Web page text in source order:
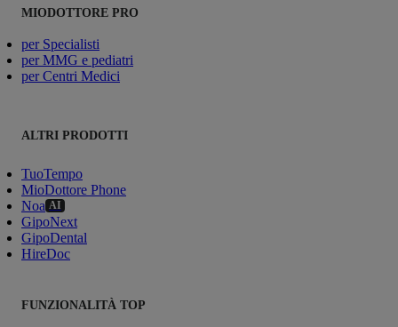
MIODOTTORE PRO
per Specialisti
per MMG e pediatri
per Centri Medici
ALTRI PRODOTTI
TuoTempo
MioDottore Phone
Noa AI
GipoNext
GipoDental
HireDoc
FUNZIONALITÀ TOP